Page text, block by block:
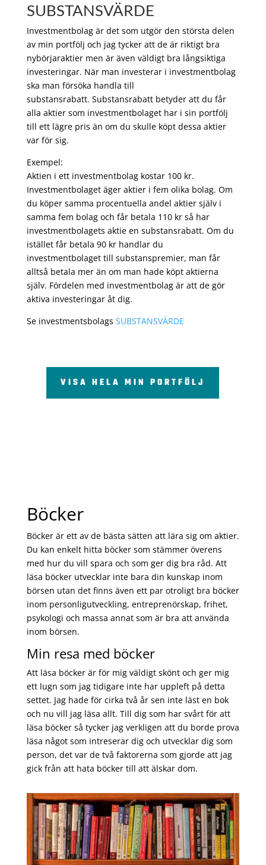
SUBSTANSVÄRDE
Investmentbolag är det som utgör den största delen
av min portfölj och jag tycker att de är riktigt bra
nybörjaraktier men är även väldigt bra långsiktiga
investeringar. När man investerar i investmentbolag
ska man försöka handla till
substansrabatt. Substansrabatt betyder att du får
alla aktier som investmentbolaget har i sin portfölj
till ett lägre pris än om du skulle köpt dessa aktier
var för sig.
Exempel:
Aktien i ett investmentbolag kostar 100 kr.
Investmentbolaget äger aktier i fem olika bolag. Om
du köper samma procentuella andel aktier själv i
samma fem bolag och får betala 110 kr så har
investmentbolagets aktie en substansrabatt. Om du
istället får betala 90 kr handlar du
investmentbolaget till substanspremier, man får
alltså betala mer än om man hade köpt aktierna
själv. Fördelen med investmentbolag är att de gör
aktiva investeringar åt dig.
Se investmentsbolags SUBSTANSVÄRDE
VISA HELA MIN PORTFÖLJ
Böcker
Böcker är ett av de bästa sätten att lära sig om aktier.
Du kan enkelt hitta böcker som stämmer överens
med hur du vill spara och som ger dig bra råd. Att
läsa böcker utvecklar inte bara din kunskap inom
börsen utan det finns även ett par otroligt bra böcker
inom personligutveckling, entreprenörskap, frihet,
psykologi och massa annat som är bra att använda
inom börsen.
Min resa med böcker
Att läsa böcker är för mig väldigt skönt och ger mig
ett lugn som jag tidigare inte har uppleft på detta
settet. Jag hade för cirka två år sen inte läst en bok
och nu vill jag läsa allt. Till dig som har svårt för att
läsa böcker så tycker jag verkligen att du borde prova
läsa något som intreserar dig och utvecklar dig som
person, det var de två faktorerna som gjorde att jag
gick från att hata böcker till att älskar dom.